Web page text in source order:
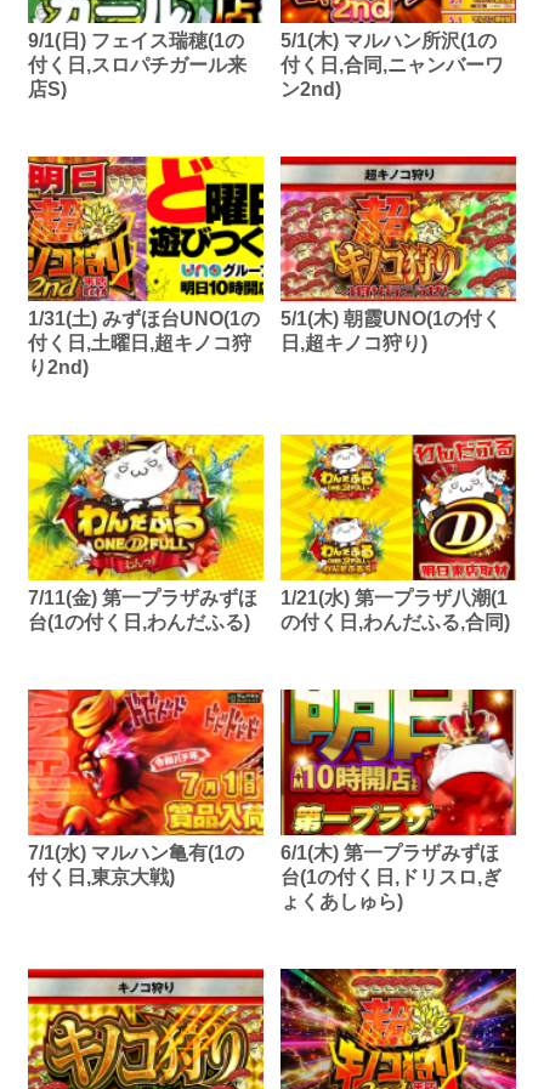
9/1(日) フェイス瑞穂(1の
付く日,スロパチガール来
店S)
5/1(木) マルハン所沢(1の
付く日,合同,ニャンバーワ
ン2nd)
1/31(土) みずほ台UNO(1の
付く日,土曜日,超キノコ狩
り2nd)
5/1(木) 朝霞UNO(1の付く
日,超キノコ狩り)
7/11(金) 第一プラザみずほ
台(1の付く日,わんだふる)
1/21(水) 第一プラザ八潮(1
の付く日,わんだふる,合同)
7/1(水) マルハン亀有(1の
付く日,東京大戦)
6/1(木) 第一プラザみずほ
台(1の付く日,ドリスロ,ぎ
ょくあしゅら)